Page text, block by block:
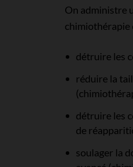
On administre
chimiothérapie
détruire les
réduire la
détruire les
de
soulager la